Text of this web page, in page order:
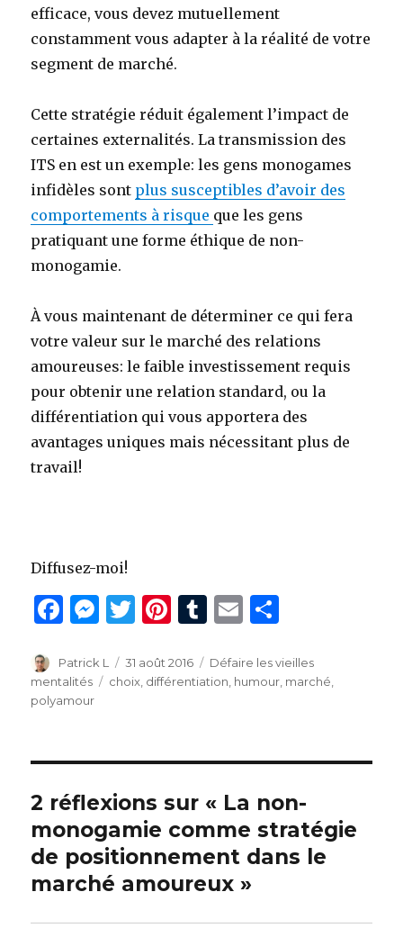
efficace, vous devez mutuellement
constamment vous adapter à la réalité de votre
segment de marché.
Cette stratégie réduit également l’impact de
certaines externalités. La transmission des
ITS en est un exemple: les gens monogames
infidèles sont plus susceptibles d’avoir des
comportements à risque que les gens
pratiquant une forme éthique de non-
monogamie.
À vous maintenant de déterminer ce qui fera
votre valeur sur le marché des relations
amoureuses: le faible investissement requis
pour obtenir une relation standard, ou la
différentiation qui vous apportera des
avantages uniques mais nécessitant plus de
travail!
Diffusez-moi!
F
c
e
o
k
M
se
n
er
T
it
te
Pi
te
re
T
m
bl
E
ai
l
ta
g
Auteur
Patrick L
Publié
le
31 août 2016 Catégories
Défaire les vieilles
mentalités
Étiquettes
choix différentiation humour marché
polyamour
2 réflexions sur « La non-
monogamie comme stratégie
de positionnement dans le
marché amoureux »